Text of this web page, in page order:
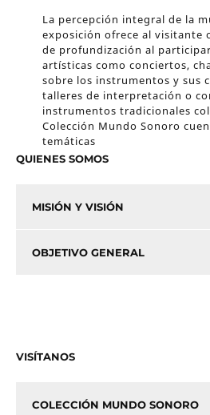
La percepción integral de la
exposición ofrece al visitante
de profundización al
artísticas como conciertos,
sobre los instrumentos y sus
talleres de interpretación o
instrumentos tradicionales
Colección Mundo Sonoro
temáticas
QUIENES SOMOS
MISIÓN Y VISIÓN
OBJETIVO GENERAL
VISÍTANOS
COLECCIÓN MUNDO SONORO